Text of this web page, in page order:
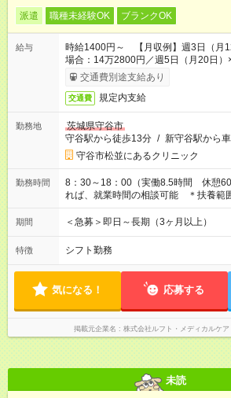
派遣 職種未経験OK ブランクOK
給与
時給1400円～ 【月収例】週3日（月
場合：14万2800円／週5日（月20日
23万8000円
交通費別途支給あり
交通費 規定内支給
勤務地
茨城県守谷市
守谷駅から徒歩13分 / 新守谷駅から
守谷市松並にあるクリニック
勤務時間
8：30～18：00（実働8.5時間 休憩
れば、就業時間の相談可能 ＊扶養範
期間 ＜急募＞即日～長期（3ヶ月以上）
特徴 シフト勤務
気になる！ 応募する
掲載元企業名 株式会社ルフト・メディカルケ
未読